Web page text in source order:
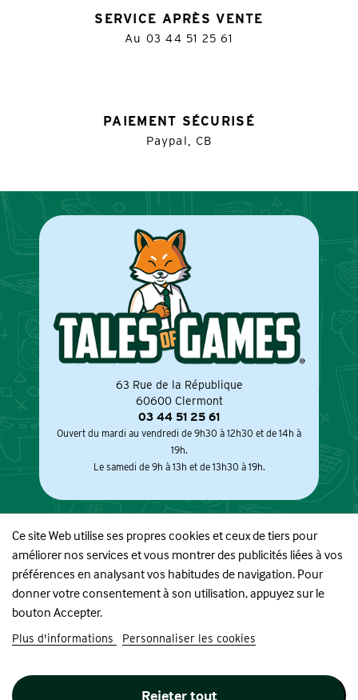
SERVICE APRÈS VENTE
Au 03 44 51 25 61
PAIEMENT SÉCURISÉ
Paypal, CB
63 Rue de la République
60600 Clermont
03 44 51 25 61
Ouvert du mardi au vendredi de 9h30 à 12h30 et de 14h à
19h.
Le samedi de 9h à 13h et de 13h30 à 19h.
À PROPOS
BOUTIQUE
INFORMATIONS
Ce site Web utilise ses propres cookies et ceux de tiers pour
améliorer nos services et vous montrer des publicités liées à vos
préférences en analysant vos habitudes de navigation. Pour
donner votre consentement à son utilisation, appuyez sur le
bouton Accepter.
Plus d'informations Personnaliser les cookies
Rejeter tout